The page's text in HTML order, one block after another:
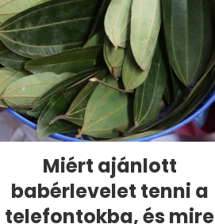
Miért ajánlott
babérlevelet tenni a
telefontokba, és mire